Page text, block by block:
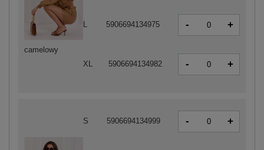
S 5906694134999 - +
camelowy
L 5906694134975 - +
XL 5906694134982 - +